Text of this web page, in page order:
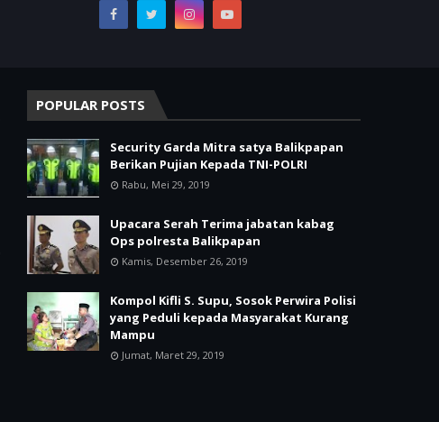
POPULAR POSTS
Security Garda Mitra satya Balikpapan
Berikan Pujian Kepada TNI-POLRI
Rabu, Mei 29, 2019
Upacara Serah Terima jabatan kabag
Ops polresta Balikpapan
Kamis, Desember 26, 2019
Kompol Kifli S. Supu, Sosok Perwira Polisi
yang Peduli kepada Masyarakat Kurang
Mampu
Jumat, Maret 29, 2019